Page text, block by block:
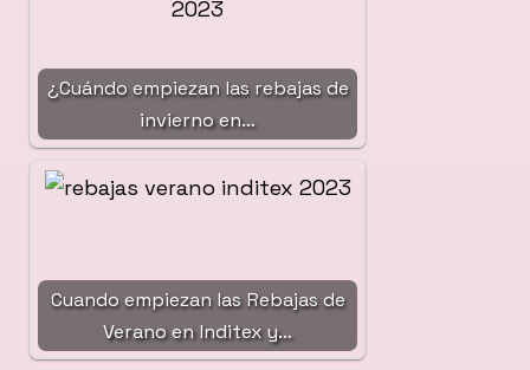
¿Cuándo empiezan las rebajas de
invierno en…
Cuando empiezan las Rebajas de
Verano en Inditex y…